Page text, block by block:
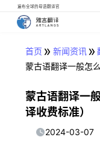
遍布全球的母语翻译官
首页 » 新闻资讯»
蒙古语翻译一般怎
蒙古语翻译一
译收费标准）
2024-03-07